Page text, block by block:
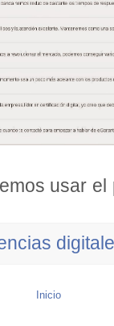
usar
Inicio